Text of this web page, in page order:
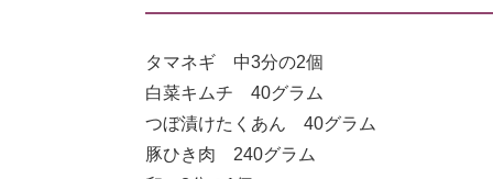
タマネギ 中3分の2個
白菜キムチ 40グラム
つぼ漬けたくあん 40グラム
豚ひき肉 240グラム